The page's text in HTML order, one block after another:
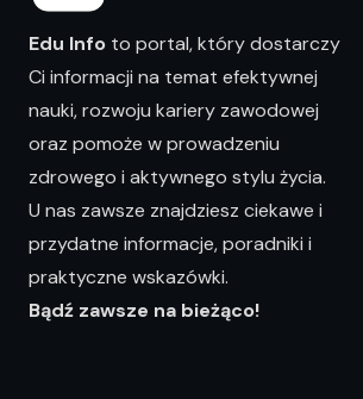
Edu Info to portal, który dostarczy
Ci informacji na temat efektywnej
nauki, rozwoju kariery zawodowej
oraz pomoże w prowadzeniu
zdrowego i aktywnego stylu życia.
U nas zawsze znajdziesz ciekawe i
przydatne informacje, poradniki i
praktyczne wskazówki.
Bądź zawsze na bieżąco!